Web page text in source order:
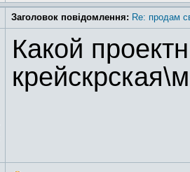
Заголовок повідомлення: Re: продам
Какой